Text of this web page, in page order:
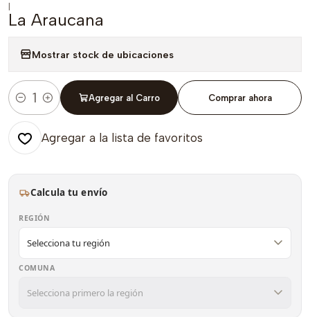
|
La Araucana
Mostrar stock de ubicaciones
Cantidad
Agregar al Carro Comprar ahora
Agregar a la lista de favoritos
Calcula tu envío
REGIÓN
COMUNA